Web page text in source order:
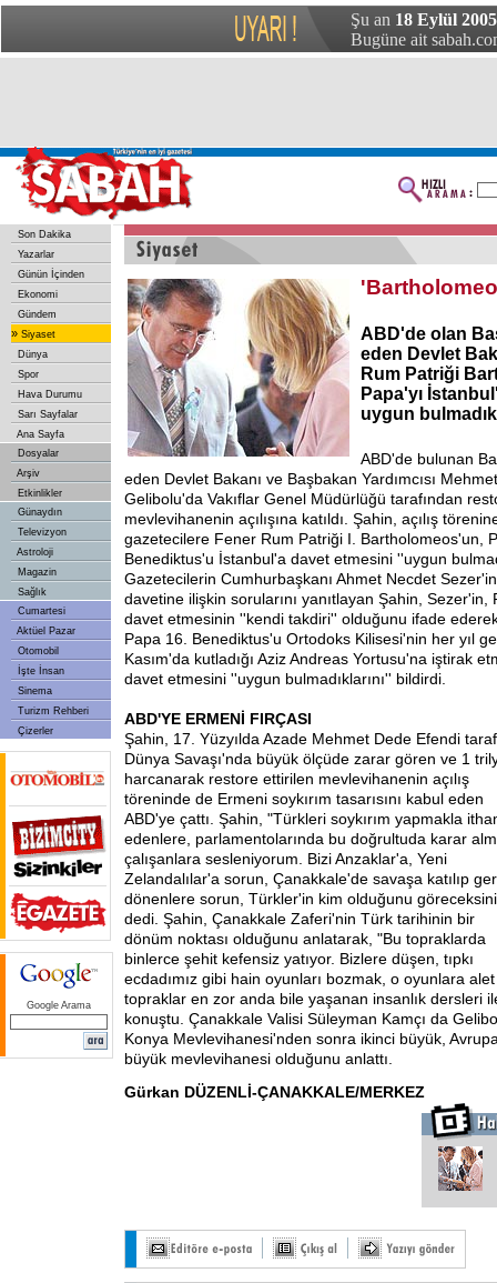
Şu an 18 Eylül
Bugüne ait
Son Dakika
Yazarlar
Günün İçinden
Ekonomi
Gündem
» Siyaset
Dünya
Spor
Hava Durumu
Sarı Sayfalar
Ana Sayfa
Dosyalar
Arşiv
Etkinlikler
Günaydın
Televizyon
Astroloji
Magazin
Sağlık
Cumartesi
Aktüel Pazar
Otomobil
İşte İnsan
Sinema
Turizm Rehberi
Çizerler
Google Arama
ABD'de olan
eden Devlet
Rum Patriği
Papa'yı
uygun
ABD'de bulunan
eden Devlet Bakanı ve Başbakan Yardımcısı
Gelibolu'da Vakıflar Genel Müdürlüğü tarafından
mevlevihanenin açılışına katıldı. Şahin, açılış
gazetecilere Fener Rum Patriği I. Bartholomeos'un,
Benediktus'u İstanbul'a davet etmesini ''uygun
Gazetecilerin Cumhurbaşkanı Ahmet Necdet
davetine ilişkin sorularını yanıtlayan Şahin, Sezer'in,
davet etmesinin ''kendi takdiri'' olduğunu ifade
Papa 16. Benediktus'u Ortodoks Kilisesi'nin her yıl
Kasım'da kutladığı Aziz Andreas Yortusu'na iştirak
davet etmesini ''uygun bulmadıklarını'' bildirdi.
ABD'YE ERMENİ FIRÇASI
Şahin, 17. Yüzyılda Azade Mehmet Dede Efendi
Dünya Savaşı'nda büyük ölçüde zarar gören ve 1
harcanarak restore ettirilen mevlevihanenin açılış
töreninde de Ermeni soykırım tasarısını kabul eden
ABD'ye çattı. Şahin, "Türkleri soykırım yapmakla
edenlere, parlamentolarında bu doğrultuda karar
çalışanlara sesleniyorum. Bizi Anzaklar'a, Yeni
Zelandalılar'a sorun, Çanakkale'de savaşa katılıp
dönenlere sorun, Türkler'in kim olduğunu
dedi. Şahin, Çanakkale Zaferi'nin Türk tarihinin bir
dönüm noktası olduğunu anlatarak, "Bu topraklarda
binlerce şehit kefensiz yatıyor. Bizlere düşen, tıpkı
ecdadımız gibi hain oyunları bozmak, o oyunlara
topraklar en zor anda bile yaşanan insanlık dersleri
konuştu. Çanakkale Valisi Süleyman Kamçı da
Konya Mevlevihanesi'nden sonra ikinci büyük,
büyük mevlevihanesi olduğunu anlattı.
Gürkan DÜZENLİ-ÇANAKKALE/MERKEZ